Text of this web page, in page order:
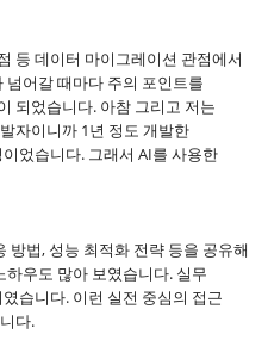
등 데이터 마이그레이션 관점에서
어갈 때마다 주의 포인트를
되었습니다. 아참 그리고 저는
자이니까 1년 정도 개발한
었습니다. 그래서 AI를 사용한
방법, 성능 최적화 전략 등을 공유해
우도 많아 보였습니다. 실무
습니다. 이런 실전 중심의 접근
다.